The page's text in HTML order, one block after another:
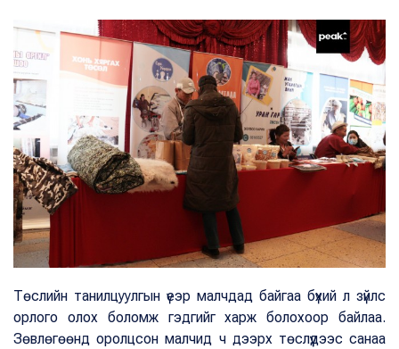
Төслийн танилцуулгын үеэр малчдад байгаа бүхий л зүйлс
орлого олох боломж гэдгийг харж болохоор байлаа.
Зөвлөгөөнд оролцсон малчид ч дээрх төслүүдээс санаа